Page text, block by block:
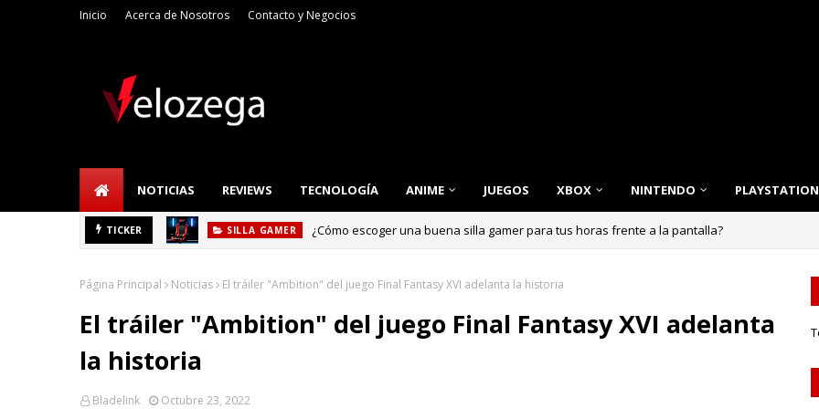
Inicio Acerca de Nosotros Contacto y Negocios
NOTICIAS REVIEWS TECNOLOGÍA ANIME JUEGOS XBOX NINTENDO PLAYSTATION
TICKER SILLA GAMER ¿Cómo escoger una buena silla gamer para tus horas frente a la pantalla?
Página Principal Noticias El tráiler "Ambition" del juego Final Fantasy XVI adelanta la historia
El tráiler "Ambition" del juego Final Fantasy XVI adelanta
la historia
Bladelink Octubre 23, 2022